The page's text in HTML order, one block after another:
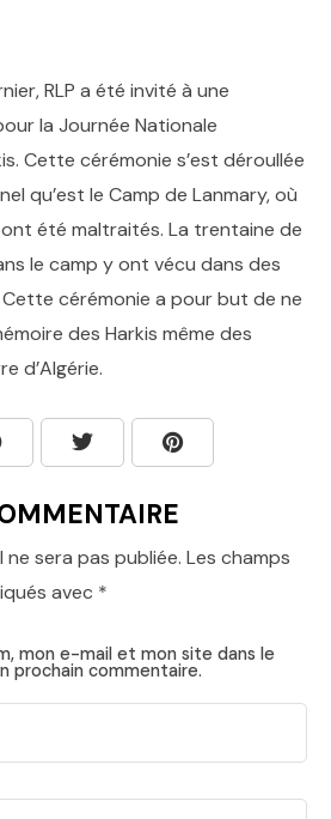
RLP a été invité à une
la Journée Nationale
Cette cérémonie s’est déroullée
qu’est le Camp de Lanmary, où
ont été maltraités. La trentaine de
le camp y ont vécu dans des
cérémonie a pour but de ne
des Harkis même des
d’Algérie.
sera pas publiée. Les champs
avec *
mon e-mail et mon site dans le
prochain commentaire.